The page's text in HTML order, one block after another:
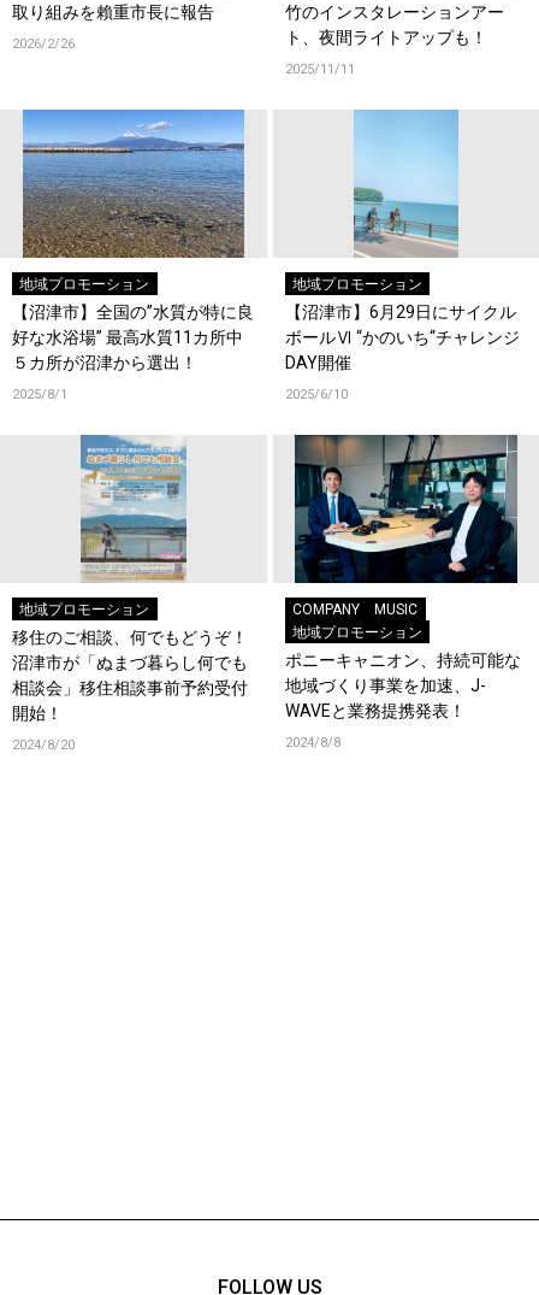
取り組みを賴重市長に報告
2026/2/26
竹のインスタレーションアー
ト、夜間ライトアップも！
2025/11/11
地域プロモーション
【沼津市】全国の”水質が特に良
好な水浴場” 最高水質11カ所中
５カ所が沼津から選出！
2025/8/1
地域プロモーション
【沼津市】6月29日にサイクル
ボールⅥ “かのいち“チャレンジ
DAY開催
2025/6/10
地域プロモーション
移住のご相談、何でもどうぞ！
沼津市が「ぬまづ暮らし何でも
相談会」移住相談事前予約受付
開始！
2024/8/20
COMPANY
MUSIC
地域プロモーション
ポニーキャニオン、持続可能な
地域づくり事業を加速、J-
WAVEと業務提携発表！
2024/8/8
FOLLOW US